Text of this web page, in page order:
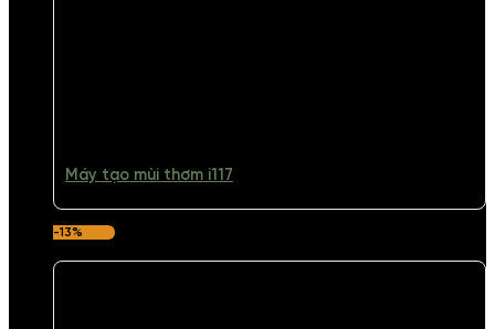
Máy tạo mùi thơm i117
-13%